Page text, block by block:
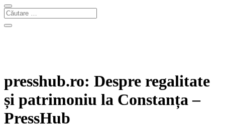
presshub.ro: Despre regalitate
și patrimoniu la Constanța –
PressHub